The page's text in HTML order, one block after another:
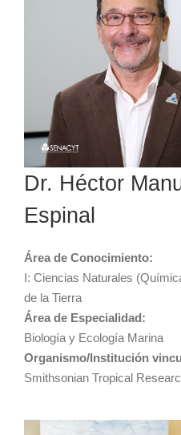
Dr. Héctor
Espinal
Área de Conocimiento:
I: Ciencias Naturales
de la Tierra
Área de Especialidad:
Biología y Ecología Marina
Organismo/Institución
Smithsonian Tropical